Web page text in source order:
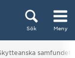
Sök Meny
samfundet